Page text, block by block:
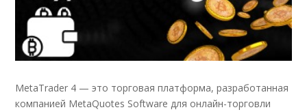
MetaTrader 4 — это торговая платформа, разработанная
компанией MetaQuotes Software для онлайн-торговли